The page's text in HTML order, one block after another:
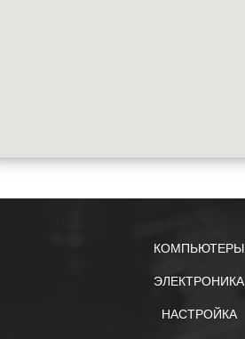
КОМПЬЮТЕРЫ
ЭЛЕКТРОНИКА
НАСТРОЙКА